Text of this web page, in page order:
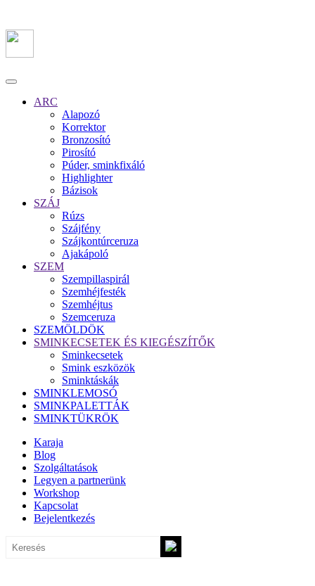
ARC
Alapozó
Korrektor
Bronzosító
Pirosító
Púder, sminkfixáló
Highlighter
Bázisok
SZÁJ
Rúzs
Szájfény
Szájkontúrceruza
Ajakápoló
SZEM
Szempillaspirál
Szemhéjfesték
Szemhéjtus
Szemceruza
SZEMÖLDÖK
SMINKECSETEK ÉS KIEGÉSZÍTŐK
Sminkecsetek
Smink eszközök
Sminktáskák
SMINKLEMOSÓ
SMINKPALETTÁK
SMINKTÜKRÖK
Karaja
Blog
Szolgáltatások
Legyen a partnerünk
Workshop
Kapcsolat
Bejelentkezés